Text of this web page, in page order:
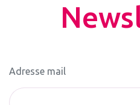
Adresse mail